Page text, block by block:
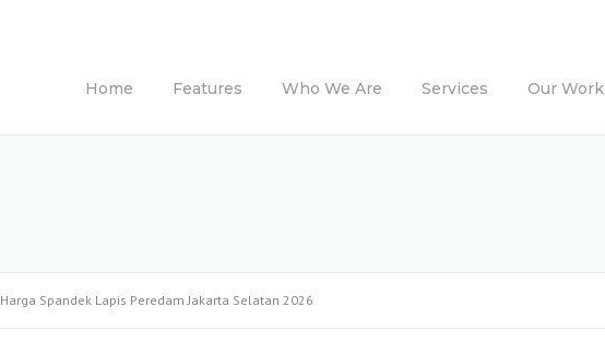
Home Features Who We Are Services Our Work
Harga Spandek Lapis Peredam Jakarta Selatan 2026